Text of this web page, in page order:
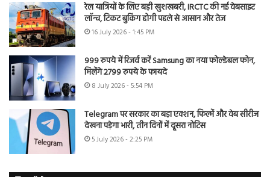
रेल यात्रियों के लिए बड़ी खुशखबरी, IRCTC की नई वेबसाइट
लॉन्च, टिकट बुकिंग होगी पहले से आसान और तेज
16 July 2026 - 1:45 PM
999 रुपये में रिजर्व करें Samsung का नया फोल्डेबल फोन,
मिलेंगे 2799 रुपये के फायदे
8 July 2026 - 5:54 PM
Telegram पर सरकार का बड़ा एक्शन, फिल्में और वेब सीरीज
देखना पड़ेगा भारी, तीन दिनों में दूसरा नोटिस
5 July 2026 - 2:25 PM